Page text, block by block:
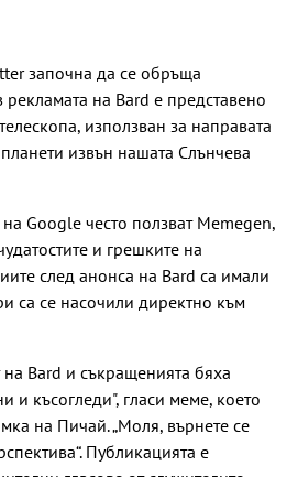
започна да се обръща
на Bard е представено
използван за направата
извън нашата Слънчева
Google често ползват Memegen,
и грешките на
след анонса на Bard са имали
са се насочили директно към
на Bard и съкращенията бяха
и късогледи", гласи меме, което
на Пичай. „Моля, върнете се
Публикацията е